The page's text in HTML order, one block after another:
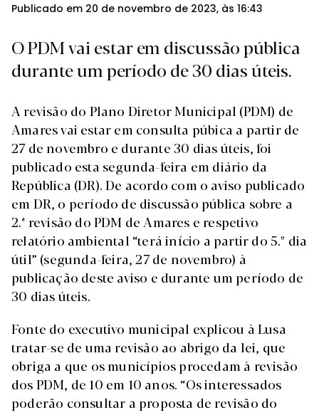
Publicado em 20 de novembro de 2023, às 16:43
O PDM vai estar em discussão pública
durante um período de 30 dias úteis.
A revisão do Plano Diretor Municipal (PDM) de
Amares vai estar em consulta púbica a partir de
27 de novembro e durante 30 dias úteis, foi
publicado esta segunda-feira em diário da
República (DR). De acordo com o aviso publicado
em DR, o período de discussão pública sobre a
2.ª revisão do PDM de Amares e respetivo
relatório ambiental “terá início a partir do 5.º dia
útil” (segunda-feira, 27 de novembro) à
publicação deste aviso e durante um período de
30 dias úteis.
Fonte do executivo municipal explicou à Lusa
tratar-se de uma revisão ao abrigo da lei, que
obriga a que os municípios procedam à revisão
dos PDM, de 10 em 10 anos. “Os interessados
poderão consultar a proposta de revisão do